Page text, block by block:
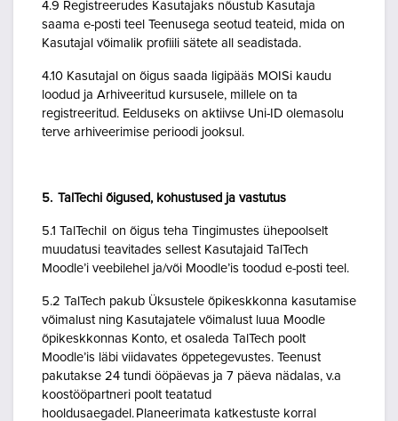
4.9 Registreerudes Kasutajaks nõustub Kasutaja
saama e-posti teel Teenusega seotud teateid, mida on
Kasutajal võimalik profiili sätete all seadistada.
4.10 Kasutajal on õigus saada ligipääs MOISi kaudu
loodud ja Arhiveeritud kursusele, millele on ta
registreeritud. Eelduseks on aktiivse Uni-ID olemasolu
terve arhiveerimise perioodi jooksul.
5. TalTechi õigused, kohustused ja vastutus
5.1 TalTechil on õigus teha Tingimustes ühepoolselt
muudatusi teavitades sellest Kasutajaid TalTech
Moodle’i veebilehel ja/või Moodle’is toodud e-posti teel.
5.2 TalTech pakub Üksustele õpikeskkonna kasutamise
võimalust ning Kasutajatele võimalust luua Moodle
õpikeskkonnas Konto, et osaleda TalTech poolt
Moodle’is läbi viidavates õppetegevustes. Teenust
pakutakse 24 tundi ööpäevas ja 7 päeva nädalas, v.a
koostööpartneri poolt teatatud
hooldusaegadel. Planeerimata katkestuste korral